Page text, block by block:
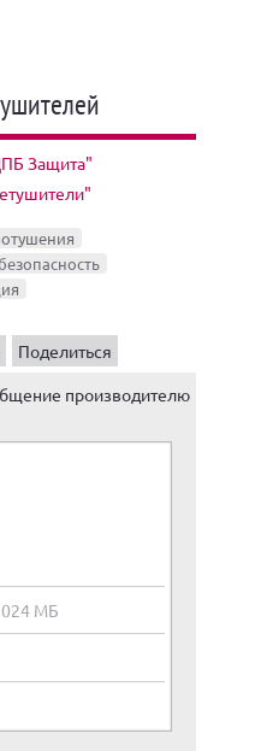
Защита"
Поделиться
производителю
МБ